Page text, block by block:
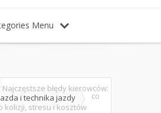
Menu
i technika jazdy
Najczęstsze błędy kierowców:
co
kolizji, stresu i kosztów